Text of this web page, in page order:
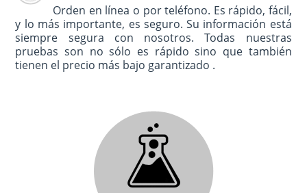
Orden en línea o por teléfono. Es rápido, fácil,
y lo más importante, es seguro. Su información está
siempre segura con nosotros. Todas nuestras
pruebas son no sólo es rápido sino que también
tienen el precio más bajo garantizado .